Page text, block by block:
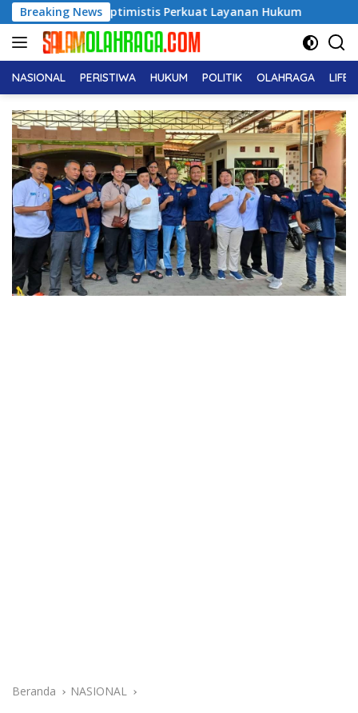
Langsung
ke
konten
Breaking News
Perkuat Layanan Hukum Dukcapil Ungkap
NASIONAL PERISTIWA HUKUM POLITIK OLAHRAGA
Beranda NASIONAL